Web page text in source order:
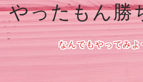
やったもん勝
なんでもやってみよ